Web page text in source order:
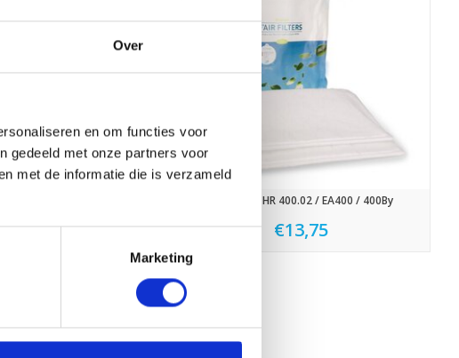
Over
en om functies voor
gedeeld met onze partners voor
met de informatie die is verzameld
Marketing
€12,95
Airmaster HR 400.02 / EA400 / 400By
€13,75